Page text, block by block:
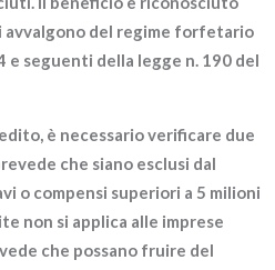
avvalgono del regime forfetario
e seguenti della legge n. 190 del
è necessario verificare due
che siano esclusi dal
o compensi superiori a 5 milioni
non si applica alle imprese
che possano fruire del